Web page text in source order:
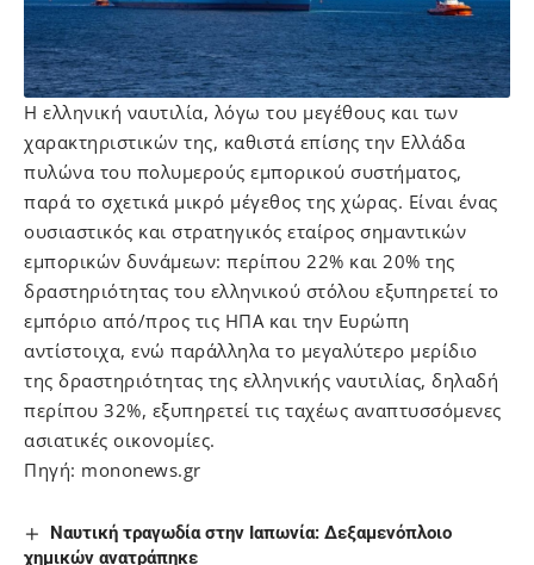
Η ελληνική ναυτιλία, λόγω του μεγέθους και των
χαρακτηριστικών της, καθιστά επίσης την Ελλάδα
πυλώνα του πολυμερούς εμπορικού συστήματος,
παρά το σχετικά μικρό μέγεθος της χώρας. Είναι ένας
ουσιαστικός και στρατηγικός εταίρος σημαντικών
εμπορικών δυνάμεων: περίπου 22% και 20% της
δραστηριότητας του ελληνικού στόλου εξυπηρετεί το
εμπόριο από/προς τις ΗΠΑ και την Ευρώπη
αντίστοιχα, ενώ παράλληλα το μεγαλύτερο μερίδιο
της δραστηριότητας της ελληνικής ναυτιλίας, δηλαδή
περίπου 32%, εξυπηρετεί τις ταχέως αναπτυσσόμενες
ασιατικές οικονομίες.
Πηγή: mononews.gr
Ναυτική τραγωδία στην Ιαπωνία: Δεξαμενόπλοιο
χημικών ανατράπηκε